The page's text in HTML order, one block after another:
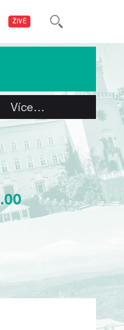
ŽIVĚ
Více…